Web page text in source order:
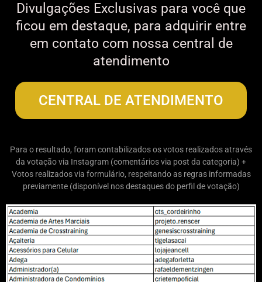
Divulgações Exclusivas para você que
ficou em destaque, para adquirir entre
em contato com nossa central de
atendimento
CENTRAL DE ATENDIMENTO
Para o resultado, foram contabilizados os votos realizados através
da votação via Instagram (comentários via post da categoria) +
Votos realizados via formulário, respeitando as regras informadas
previamente (disponível nos destaques do perfil de votação)